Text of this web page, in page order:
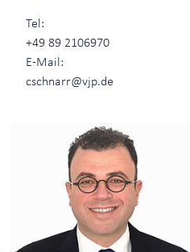
Tel:
+49 89 2106970
E-Mail:
cschnarr@vjp.de